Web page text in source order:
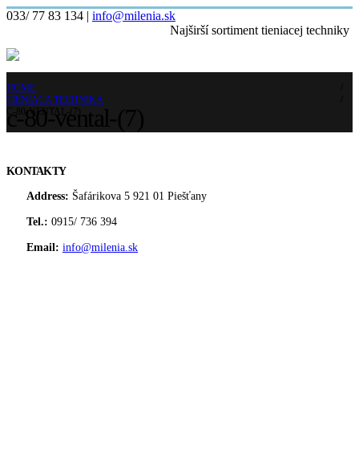
033/ 77 83 134 | info@milenia.sk
Najširší sortiment tieniacej techniky
HOME
TIENIACA TECHNIKA
KONTAKTY
Address: Šafárikova 5 921 01 Piešťany
Tel.: 0915/ 736 394
Email: info@milenia.sk